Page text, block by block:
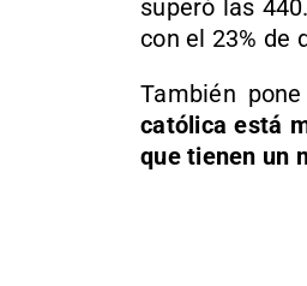
superó las
con el 23% de
También
católica está
que tienen un